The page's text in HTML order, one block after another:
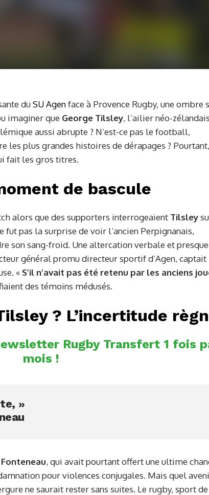
duSU Agenface à Provence Rugby, une ombre
imaginer que George Tilsley, l’ailier néo-
aussi abrupte ? N’est-ce pas le football,
les plus grandes histoires de dérapages ?
fait les gros titres.
de bascule
alors que des supporters interrogeaient Tilsley
fut pas la surprise de voir l’ancien Perpignanais,
son sang-froid. Une altercation verbale et presque
général promu directeur sportif d’Agen, captait
« S’il n’avait pas été retenu par les anciens
des témoins médusés.
? L’incertitude
Rugby Transfert 1 fois
mois !
»
Fonteneau, qui avait pourtant offert une ultime
pour violences conjugales. Mais quel
ne saurait rester sans suites. Le rugby, sport de